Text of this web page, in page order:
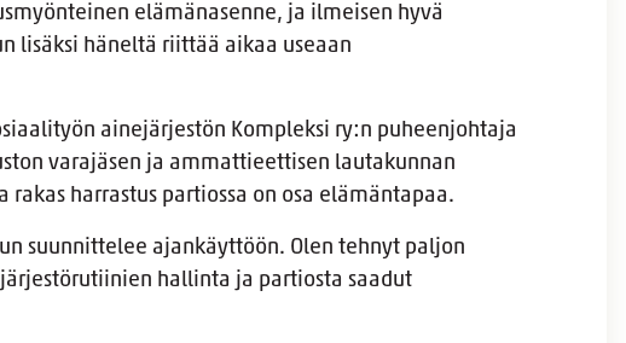
elämänasenne, ja ilmeisen hyvä
lisäksi häneltä riittää aikaa useaan
ainejärjestön Kompleksi ry:n puheenjohtaja
varajäsen ja ammattieettisen lautakunnan
harrastus partiossa on osa elämäntapaa.
suunnittelee ajankäyttöön. Olen tehnyt paljon
hallinta ja partiosta saadut